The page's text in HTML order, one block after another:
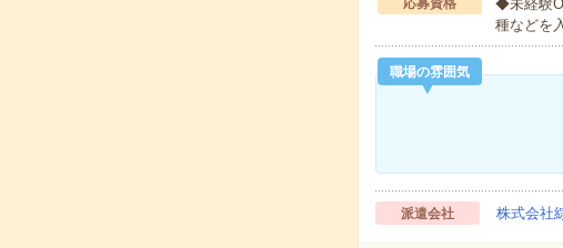
応募資格
◆未経験
種などを
職場の雰囲気
派遣会社 株式会社